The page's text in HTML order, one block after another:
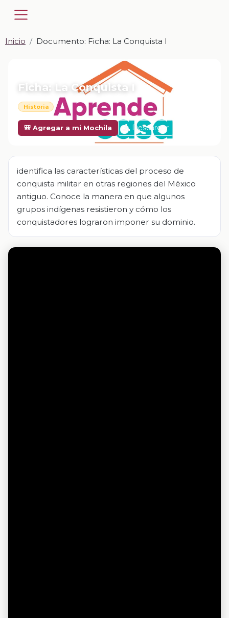
Inicio Documento: Ficha: La Conquista I
📎 DOCUMENTO · DOCX
Ficha: La Conquista I
Historia
🎒 Agregar a mi Mochila Descargar
identifica las características del proceso de
conquista militar en otras regiones del México
antiguo. Conoce la manera en que algunos
grupos indígenas resistieron y cómo los
conquistadores lograron imponer su dominio.